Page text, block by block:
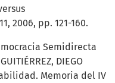
2006, pp. 121-160.
Semidirecta
DIEGO
Memoria del IV